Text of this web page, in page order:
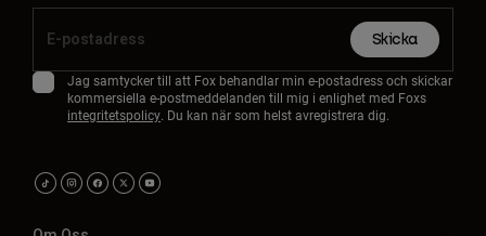
Skicka
Jag samtycker till att Fox behandlar min e-postadress och skickar
kommersiella e-postmeddelanden till mig i enlighet med Foxs
integritetspolicy. Du kan när som helst avregistrera dig.